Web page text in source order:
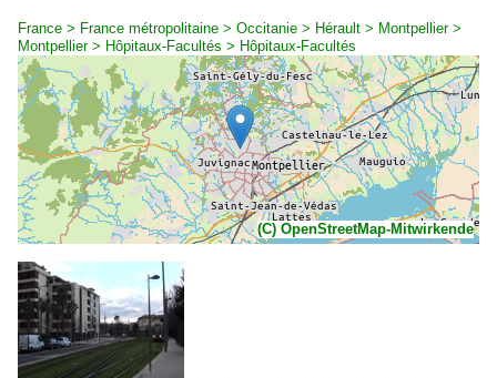
France > France métropolitaine > Occitanie > Hérault > Montpellier >
Montpellier > Hôpitaux-Facultés > Hôpitaux-Facultés
(C) OpenStreetMap-Mitwirkende